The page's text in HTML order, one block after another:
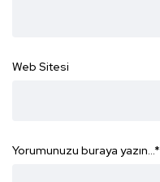
Web Sitesi
Yorumunuzu buraya yazın...*